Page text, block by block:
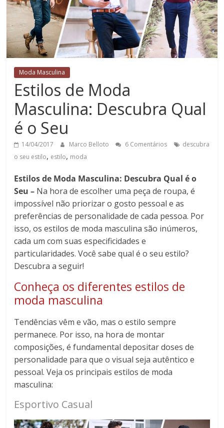
Moda Masculina
Estilos de Moda
Masculina: Descubra Qual
é o Seu
14/04/2017 Marco Belloto 6 Comentários
descubra
o seu estilo, estilo, moda
Estilos de Moda Masculina: Descubra Qual é o
Seu – Na hora de escolher uma peça de roupa, é
impossível não priorizar o gosto pessoal e as
preferências de personalidade de cada pessoa. Por
isso, os estilos de moda masculina são inúmeros,
cada um com suas especificidades e
particularidades. Você sabe qual é o seu estilo?
Descubra a seguir!
Conheça os diferentes estilos de
moda masculina
Tendências vêm e vão, mas o estilo sempre
permanece. Por isso, na hora de montar
composições, é fundamental depositar doses de
personalidade para que o visual seja autêntico e
pessoal. Veja os principais estilos de moda
masculina:
Esportivo Casual